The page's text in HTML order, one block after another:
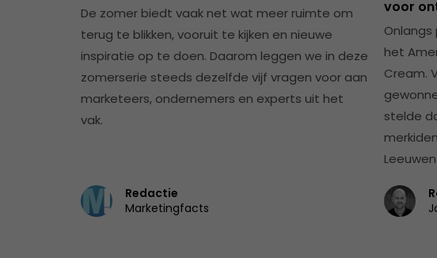
De zomer biedt vaak net wat meer ruimte om
terug te blikken, vooruit te kijken en nieuwe
inspiratie op te doen. Daarom leggen we in deze
zomerserie steeds dezelfde vijf vragen voor aan
marketeers, ondernemers en experts uit het
vak.
Redactie
Marketingfacts
voor
het
Cream.
stelde